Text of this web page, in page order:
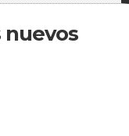
nuevos